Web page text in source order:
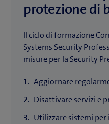
protezione di
Il ciclo di formazione
Systems Security
misure per la Security
Aggiornare
Disattivare servizi e
Utilizzare sistemi